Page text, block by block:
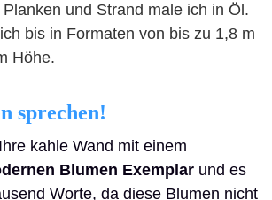
und Strand male ich in Öl.
bis in Formaten von bis zu 1,8 m
Höhe.
sprechen!
kahle Wand mit einem
Blumen Exemplar und es
Worte, da diese Blumen nicht